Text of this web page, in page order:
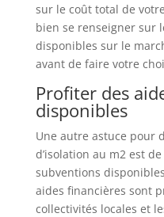
sur le coût total de
bien se renseigner sur
disponibles sur le
avant de faire votre
Profiter des
disponibles
Une autre astuce pour
d’isolation au m2 est
subventions
aides financières sont
collectivités locales et